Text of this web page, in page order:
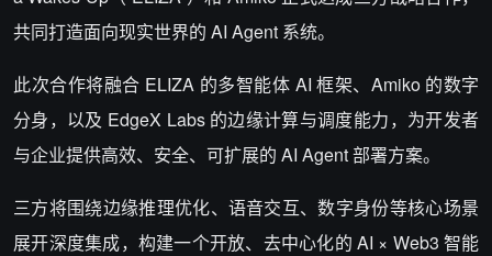
共同打造面向现实世界的 AI Agent 系统。
此次合作将融合 ELIZA 的多智能体 AI 框架、Amiko 的数字
分身，以及 EdgeX Labs 的边缘计算与调度能力，为开发者
与企业提供高效、安全、可扩展的 AI Agent 部署方案。
三方将围绕边缘推理优化、语音交互、数字身份等核心场景
展开深度集成，构建一个开放、去中心化的 AI × Web3 智能